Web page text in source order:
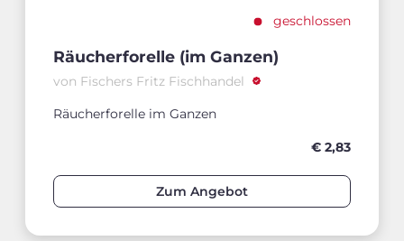
geschlossen
Räucherforelle (im Ganzen)
von Fischers Fritz Fischhandel
Räucherforelle im Ganzen
€ 2,83
Zum Angebot